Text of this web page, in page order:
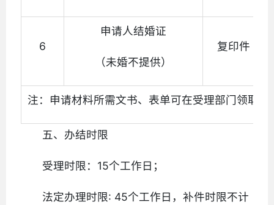
6
申请人结婚证
（未婚不提供）
复印件
注：申请材料所需文书、表单可在受理部门领取。
五、办结时限
受理时限：15个工作日；
法定办理时限: 45个工作日，补件时限不计